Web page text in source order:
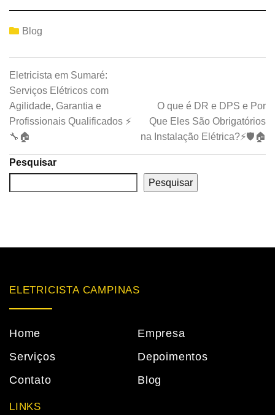
Blog
Eletricista em Sumaré:
Serviços Elétricos com
Agilidade, Garantia e
Profissionais Qualificados ⚡
🔧🏠
O que é DR e DPS e Por
Que Eles São Obrigatórios
na Instalação Elétrica?⚡🛡️🏠
Pesquisar
Pesquisar
ELETRICISTA CAMPINAS
Home
Empresa
Serviços
Depoimentos
Contato
Blog
LINKS